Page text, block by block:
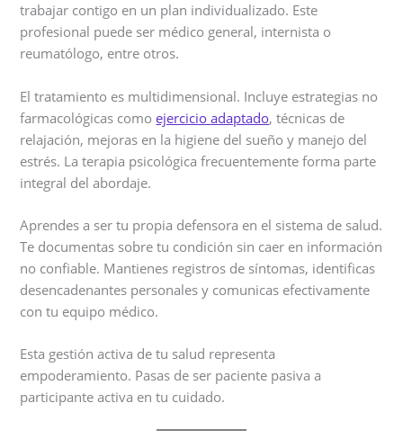
trabajar contigo en un plan individualizado. Este
profesional puede ser médico general, internista o
reumatólogo, entre otros.
El tratamiento es multidimensional. Incluye estrategias no
farmacológicas comoejercicio adaptado, técnicas de
relajación, mejoras en la higiene del sueño y manejo del
estrés. La terapia psicológica frecuentemente forma parte
integral del abordaje.
Aprendes a ser tu propia defensora en el sistema de salud.
Te documentas sobre tu condición sin caer en información
no confiable. Mantienes registros de síntomas, identificas
desencadenantes personales y comunicas efectivamente
con tu equipo médico.
Esta gestión activa de tu salud representa
empoderamiento. Pasas de ser paciente pasiva a
participante activa en tu cuidado.